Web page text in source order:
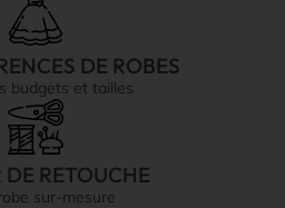
DE ROBES
budgets et tailles
DE RETOUCHE
sur-mesure